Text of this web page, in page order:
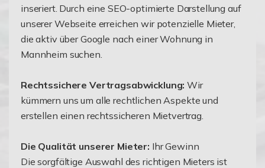
inseriert. Durch eine SEO-optimierte Darstellung auf
unserer Webseite erreichen wir potenzielle Mieter,
die aktiv über Google nach einer Wohnung in
Mannheim suchen.
Rechtssichere Vertragsabwicklung: Wir
kümmern uns um alle rechtlichen Aspekte und
erstellen einen rechtssicheren Mietvertrag.
Die Qualität unserer Mieter: Ihr Gewinn
Die sorgfältige Auswahl des richtigen Mieters ist